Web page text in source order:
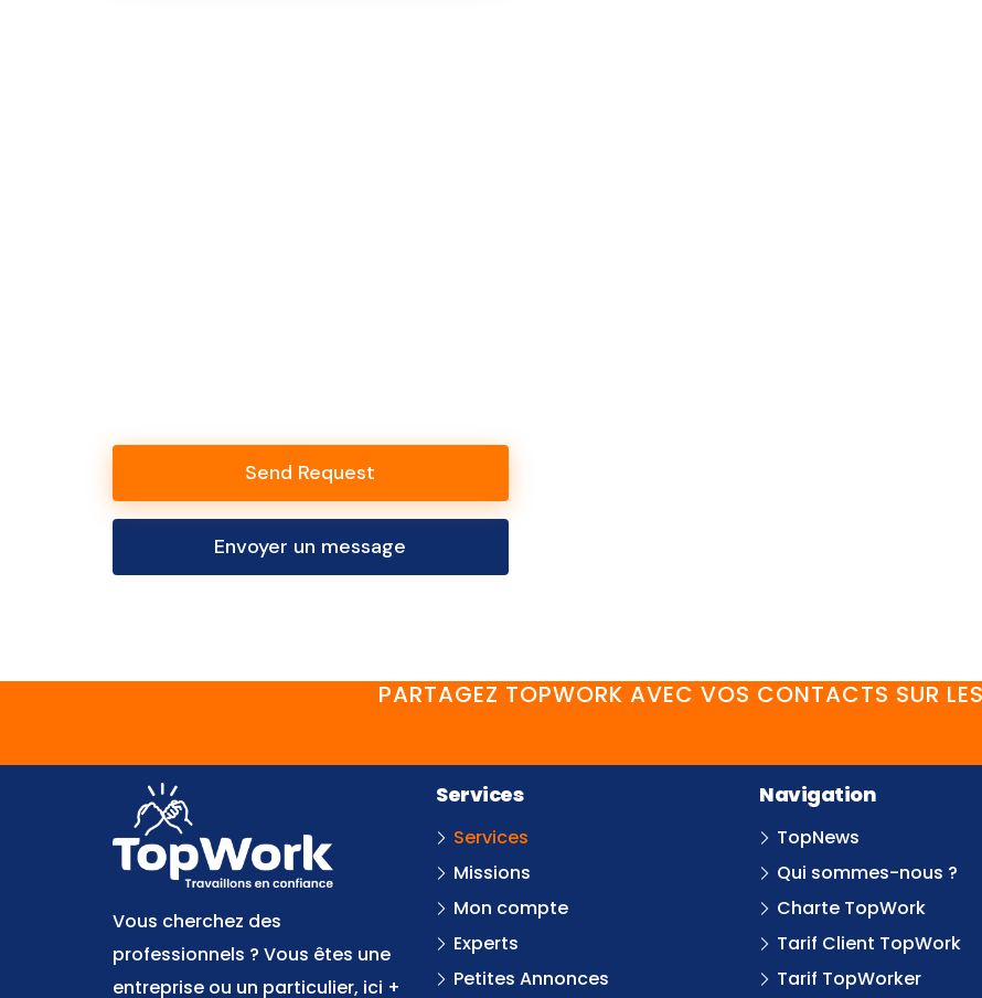
Envoyer un message
Send Request
PARTAGEZ TOPWORK AVEC VOS CONTACTS SUR
Vous cherchez des
professionnels ? Vous êtes une
entreprise ou un particulier, ici +
Services
Services
Missions
Mon compte
Experts
Petites Annonces
Navigation
TopNews
Qui sommes-nous ?
Charte TopWork
Tarif Client TopWork
Tarif TopWorker